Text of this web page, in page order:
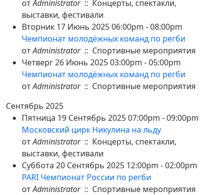
отAdministrator:: Концерты, спектакли,
выставки, фестивали
Вторник 17 Июнь 2025 06:00pm - 08:00pm
Чемпионат молодёжных команд по регби
отAdministrator:: Спортивные мероприятия
Четверг 26 Июнь 2025 03:00pm - 05:00pm
Чемпионат молодёжных команд по регби
отAdministrator:: Спортивные мероприятия
Сентябрь 2025
Пятница 19 Сентябрь 2025 07:00pm - 09:00pm
Московский цирк Никулина на льду
отAdministrator:: Концерты, спектакли,
выставки, фестивали
Суббота 20 Сентябрь 2025 12:00pm - 02:00pm
PARI Чемпионат России по регби
отAdministrator:: Спортивные мероприятия